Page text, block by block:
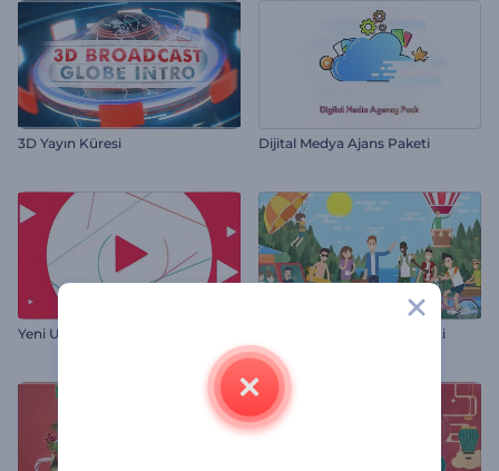
3D Yayın Küresi Dijital Medya Ajans Paketi
Yeni Ufuklar Tanıtım Karakter Maceraları Araç Kiti